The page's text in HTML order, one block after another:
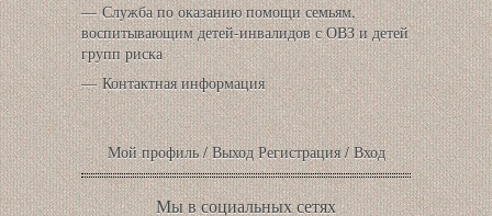
Служба по оказанию помощи семьям,
воспитывающим детей-инвалидов с ОВЗ и детей
групп риска
Контактная информация
Мой профиль/Выход Регистрация/Вход
Мы в социальных сетях